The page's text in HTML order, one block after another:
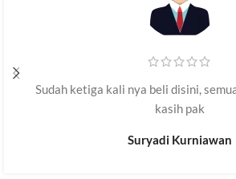
Sudah ketiga kali nya beli disini,
kasih pak
Suryadi Kurniawan